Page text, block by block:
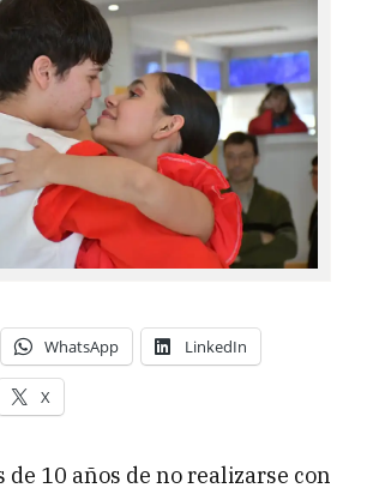
WhatsApp LinkedIn
X
de 10 años de no realizarse con